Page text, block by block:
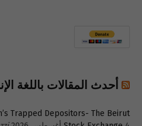
أحدث المقالات باللغة
Trapped Depositors- The Beirut